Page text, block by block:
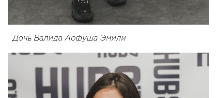
Дочь Валида Арфуша Эмили